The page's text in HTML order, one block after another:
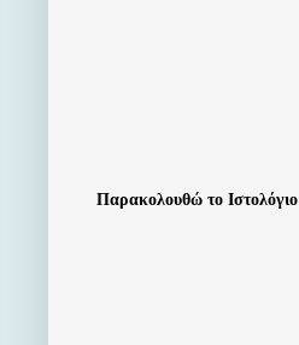
Παρακολουθώ το Ιστολόγιο